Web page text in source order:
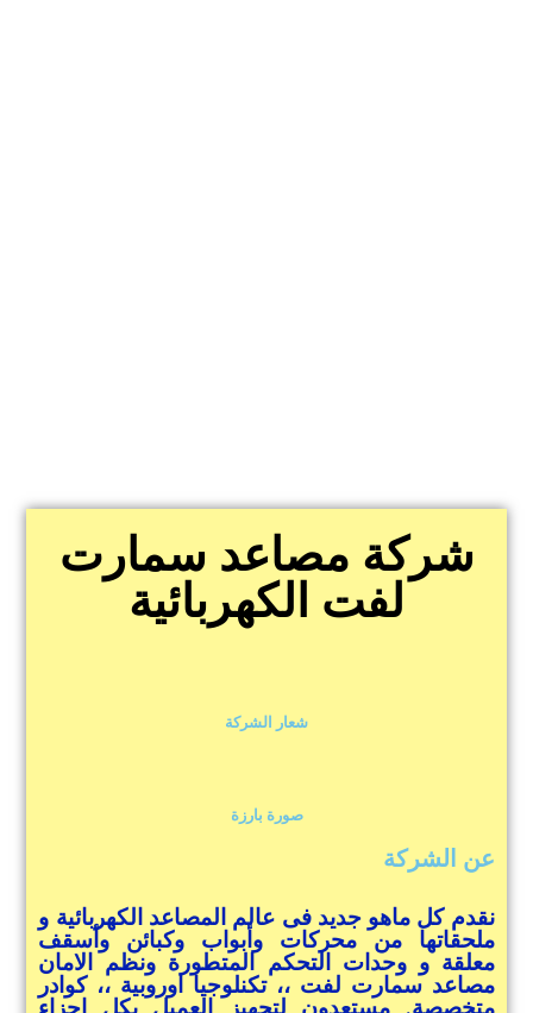
شركة مصاعد سمارت
لفت الكهربائية
شعار الشركة
صورة بارزة
عن الشركة
نقدم كل ماهو جديد فى عالم المصاعد الكهربائية و
ملحقاتها من محركات وأبواب وكبائن وأسقف
معلقة و وحدات التحكم المتطورة ونظم الامان
مصاعد سمارت لفت ،، تكنلوجيا اوروبية ،، كوادر